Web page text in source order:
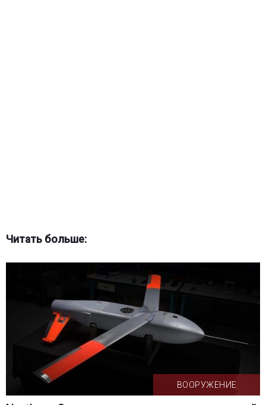
Читать больше:
ВООРУЖЕНИЕ